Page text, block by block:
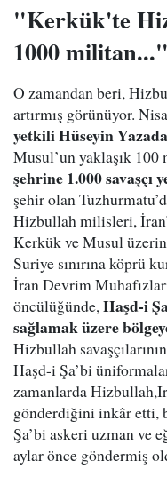
"Kerkük'te
1000 militan..."
O zamandan beri,
artırmış görünüyor.
yetkili Hüseyin
Musul’un yaklaşık
şehrine 1.000
şehir olan
Hizbullah milisleri,
Kerkük ve Musul
Suriye sınırına köprü
İran Devrim
öncülüğünde,Haşd-i
sağlamak üzere
Hizbullah
Haşd-i Şa’bi
zamanlarda
gönderdiğini inkâr etti,
Şa’bi askeri uzman ve
aylar önce göndermiş